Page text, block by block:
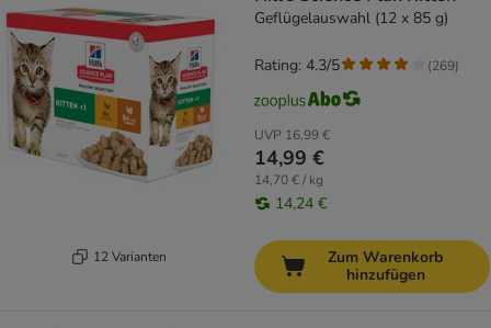
12 Varianten
Geflügelauswahl (12 x 85 g)
UVP 16,99 €
14,99 €
14,70 € / kg
14,24 €
Rating: 4.3/5 (269)
Zum Warenkorb
hinzufügen